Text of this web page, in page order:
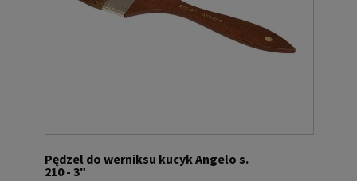
Pędzel do werniksu kucyk Angelo s.
210 - 3"